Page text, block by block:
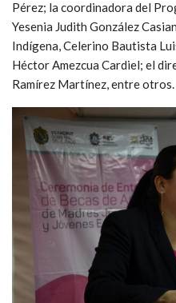
Pérez; la coordinadora del
Yesenia Judith González
Indígena, Celerino Bautista
Héctor Amezcua Cardiel; el
Ramírez Martínez, entre otros.